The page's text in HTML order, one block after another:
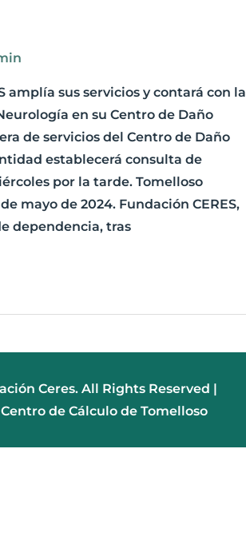
amplía sus servicios y contará con la
en su Centro de Daño
de servicios del Centro de Daño
establecerá consulta de
por la tarde. Tomelloso
mayo de 2024. Fundación CERES,
dependencia, tras
Ceres. All Rights Reserved |
de Cálculo de Tomelloso